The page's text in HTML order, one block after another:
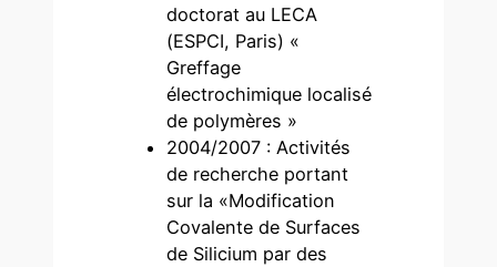
doctorat au LECA
(ESPCI, Paris) «
Greffage
électrochimique localisé
de polymères »
2004/2007 : Activités
de recherche portant
sur la «Modification
Covalente de Surfaces
de Silicium par des